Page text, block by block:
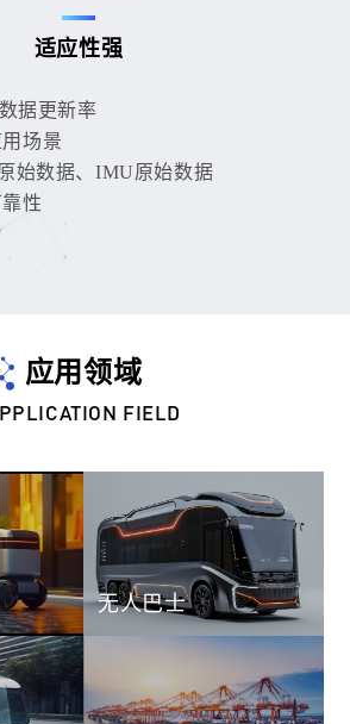
适应性强
据更新率
场景
始数据、IMU原始数据
性
应用领域
FIELD
无人巴士